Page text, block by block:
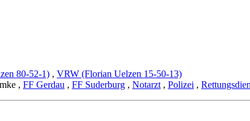
80-52-1) , VRW (Florian Uelzen 15-50-13)
, FF Gerdau , FF Suderburg , Notarzt , Polizei ,